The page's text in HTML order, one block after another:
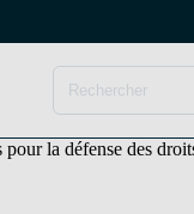
la défense des